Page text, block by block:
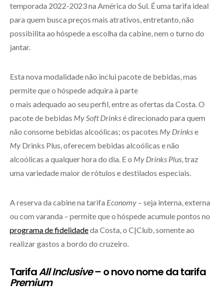
temporada 2022-2023 na América do Sul. É uma tarifa ideal
para quem busca preços mais atrativos, entretanto, não
possibilita ao hóspede a escolha da cabine, nem o turno do
jantar.
Esta nova modalidade não inclui pacote de bebidas, mas
permite que o hóspede adquira à parte
o mais adequado ao seu perfil, entre as ofertas da Costa. O
pacote de bebidas My Soft Drinksé direcionado para quem
não consome bebidas alcoólicas; os pacotes My Drinkse
My Drinks Plus, oferecem bebidas alcoólicas e não
alcoólicas a qualquer hora do dia. E o My Drinks Plus , traz
uma variedade maior de rótulos e destilados especiais.
A reserva da cabine na tarifa Economy – seja interna, externa
ou com varanda – permite que o hóspede acumule pontos no
programa de fidelidadeda Costa, o C|Club, somente ao
realizar gastos a bordo do cruzeiro.
TarifaAll Inclusive– o novo nome da tarifa
Premium